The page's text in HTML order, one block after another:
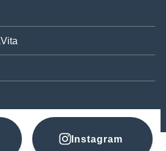
Instagram
SanaVita All Rights Reserved.